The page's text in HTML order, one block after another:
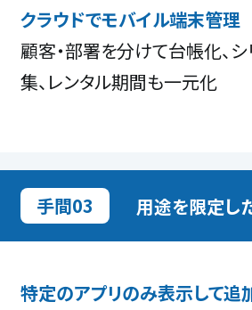
クラウドでモバイル端末管理
顧客・部署を分けて台帳化、
集、レンタル期間も一元化
手間03 用途を限定し
特定のアプリのみ表示して追